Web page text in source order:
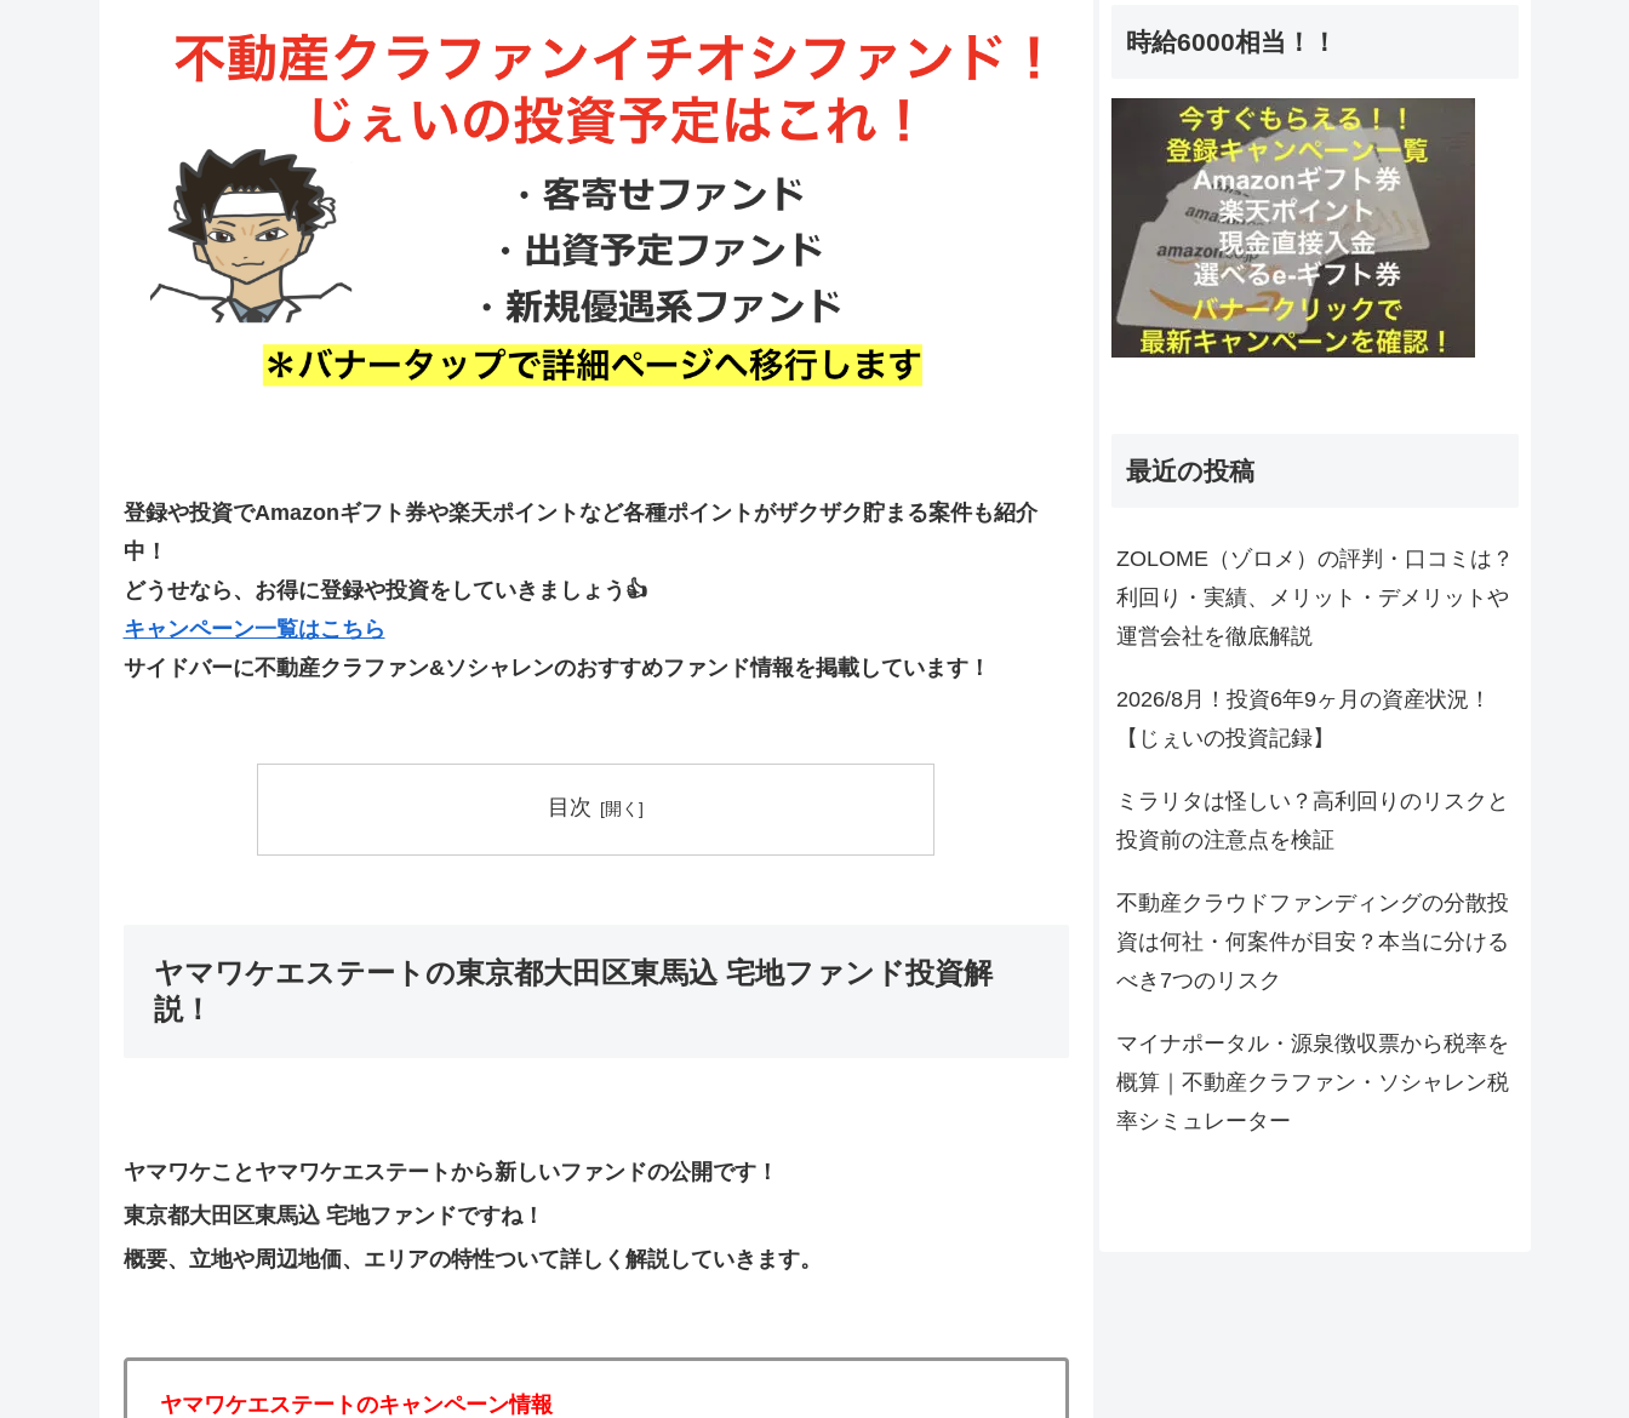
登録や投資でAmazonギフト券や楽天ポイントなど各種ポイントがザクザク貯まる案件も紹介
中！
どうせなら、お得に登録や投資をしていきましょう👍
キャンペーン一覧はこちら
サイドバーに不動産クラファン&ソシャレンのおすすめファンド情報を掲載しています！
目次
ヤマワケエステートの東京都大田区東馬込 宅地ファンド投資解
説！
ヤマワケことヤマワケエステートから新しいファンドの公開です！
東京都大田区東馬込 宅地ファンドですね！
概要、立地や周辺地価、エリアの特性ついて詳しく解説していきます。
ヤマワケエステートのキャンペーン情報
時給6000相当！！
最近の投稿
ZOLOME（ゾロメ）の評判・口コミは？
利回り・実績、メリット・デメリットや
運営会社を徹底解説
2026/8月！投資6年9ヶ月の資産状況！
【じぇいの投資記録】
ミラリタは怪しい？高利回りのリスクと
投資前の注意点を検証
不動産クラウドファンディングの分散投
資は何社・何案件が目安？本当に分ける
べき7つのリスク
マイナポータル・源泉徴収票から税率を
概算｜不動産クラファン・ソシャレン税
率シミュレーター